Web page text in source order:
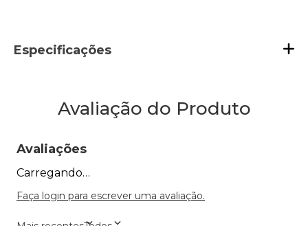
Especificações
Avaliação do Produto
Avaliações
Carregando…
Faça login para escrever uma avaliação.